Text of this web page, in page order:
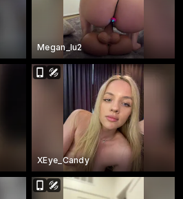
Megan_lu2
XEye_Candy